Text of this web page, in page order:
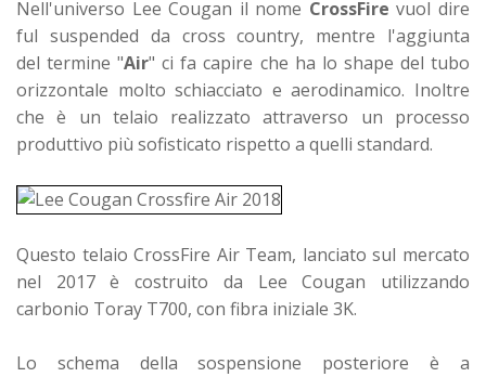
Nell'universo Lee Cougan il nome CrossFire vuol dire
ful suspended da cross country, mentre l'aggiunta
deltermine "Air" ci fa capire che ha lo shape del tubo
orizzontale molto schiacciato e aerodinamico. Inoltre
che è un telaio realizzato attraverso un processo
produttivo più sofisticato rispetto a quelli standard.
Questo telaio CrossFire Air Team, lanciato sul mercato
nel 2017 è costruito da Lee Cougan utilizzando
carbonio Toray T700, con fibra iniziale 3K.
Lo schema della sospensione posteriore è a